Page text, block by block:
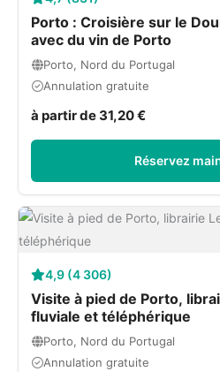
Porto : Croisière sur le
avec du vin de Porto
Porto, Nord du Portugal
Annulation gratuite
à partir de 31,20 €
Réservez
4,9 (4 306)
Visite à pied de Porto,
fluviale et téléphérique
Porto, Nord du Portugal
Annulation gratuite